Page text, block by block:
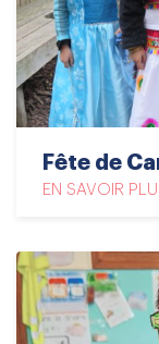
Fête de
EN SAVOIR